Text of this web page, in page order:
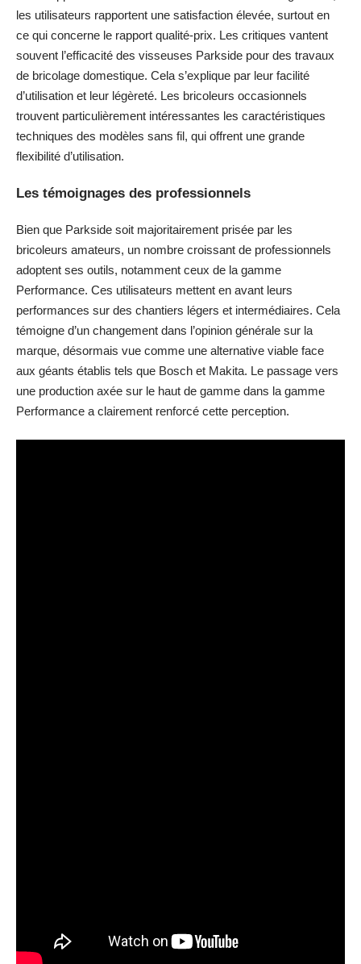
les utilisateurs rapportent une satisfaction élevée, surtout en
ce qui concerne le rapport qualité-prix. Les critiques vantent
souvent l’efficacité des visseuses Parkside pour des travaux
de bricolage domestique. Cela s’explique par leur facilité
d’utilisation et leur légèreté. Les bricoleurs occasionnels
trouvent particulièrement intéressantes les caractéristiques
techniques des modèles sans fil, qui offrent une grande
flexibilité d’utilisation.
Les témoignages des professionnels
Bien que Parkside soit majoritairement prisée par les
bricoleurs amateurs, un nombre croissant de professionnels
adoptent ses outils, notamment ceux de la gamme
Performance. Ces utilisateurs mettent en avant leurs
performances sur des chantiers légers et intermédiaires. Cela
témoigne d’un changement dans l’opinion générale sur la
marque, désormais vue comme une alternative viable face
aux géants établis tels que Bosch et Makita. Le passage vers
une production axée sur le haut de gamme dans la gamme
Performance a clairement renforcé cette perception.